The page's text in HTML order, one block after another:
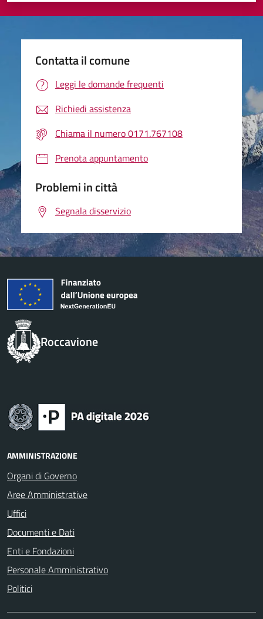
Contatta il comune
Leggi le domande frequenti
Richiedi assistenza
Chiama il numero 0171.767108
Prenota appuntamento
Problemi in città
Segnala disservizio
Roccavione
AMMINISTRAZIONE
Organi di Governo
Aree Amministrative
Uffici
Documenti e Dati
Enti e Fondazioni
Personale Amministrativo
Politici